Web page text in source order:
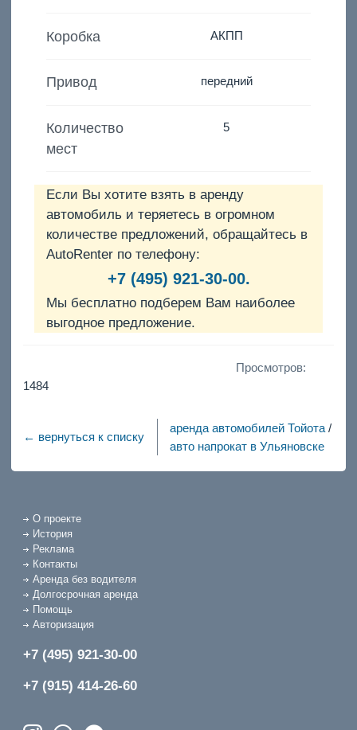
Коробка АКПП
Привод передний
Количество
мест
5
Если Вы хотите взять в аренду
автомобиль и теряетесь в огромном
количестве предложений, обращайтесь в
AutoRenter по телефону:
+7 (495) 921-30-00.
Мы бесплатно подберем Вам наиболее
выгодное предложение.
Просмотров:
1484
← вернуться к списку
аренда автомобилей Тойота /
авто напрокат в Ульяновске
О проекте
История
Реклама
Контакты
Аренда без водителя
Долгосрочная аренда
Помощь
Авторизация
+7 (495) 921-30-00
+7 (915) 414-26-60